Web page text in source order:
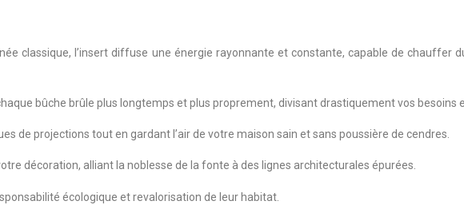
classique, l’insert diffuse une énergie rayonnante et constante, capable de chauffer
bûche brûle plus longtemps et plus proprement, divisant drastiquement vos besoins
de projections tout en gardant l’air de votre maison sain et sans poussière de cendres.
décoration, alliant la noblesse de la fonte à des lignes architecturales épurées.
écologique et revalorisation de leur habitat.